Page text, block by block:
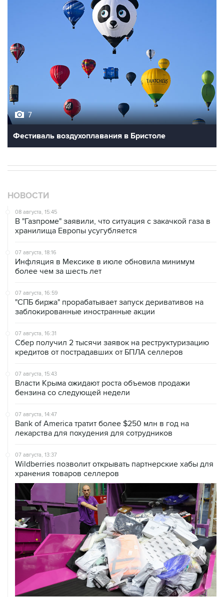
7
Фестиваль воздухоплавания в Бристоле
НОВОСТИ
08 августа, 15:45
В "Газпроме" заявили, что ситуация с закачкой газа в
хранилища Европы усугубляется
07 августа, 18:16
Инфляция в Мексике в июле обновила минимум
более чем за шесть лет
07 августа, 16:59
"СПБ биржа" прорабатывает запуск деривативов на
заблокированные иностранные акции
07 августа, 16:31
Сбер получил 2 тысячи заявок на реструктуризацию
кредитов от пострадавших от БПЛА селлеров
07 августа, 15:43
Власти Крыма ожидают роста объемов продажи
бензина со следующей недели
07 августа, 14:47
Bank of America тратит более $250 млн в год на
лекарства для похудения для сотрудников
07 августа, 13:37
Wildberries позволит открывать партнерские хабы для
хранения товаров селлеров